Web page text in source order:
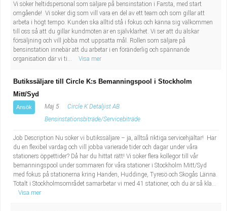
Säkerhetsarbete
Tekniskt arbete
Transport
Informatör/Kommunikatör
Brevbärare
Sjuksköterska, grundutbildad
Kock, storhushåll
Undersköterska, vård- o specialavd. o mottagning
Bibliotekarie
Administrativ assistent
Lärare i gymnasiet
Vi söker heltidspersonal som säljare på bensinstation i Farsta, med start
omgående! Vi söker dig som vill vara en del av ett team och som gillar att
arbeta i högt tempo. Kunden ska alltid stå i fokus och känna sig välkommen
till oss så att du gillar kundmöten är en självklarhet. Vi ser att du älskar
försäljning och vill jobba mot uppsatta mål. Rollen som säljare på
bensinstation innebär att du arbetar i en föränderlig och spännande
organisation där vi ti...
Visa mer
Butikssäljare till Circle K:s Bemanningspool i Stockholm
Mitt/Syd
Ansök Maj 5
Circle K Detaljist AB
Bensinstationsbiträde/Servicebiträde
Job Description Nu söker vi butikssäljare – ja, alltså riktiga servicehjältar! Har
du en flexibel vardag och vill jobba varierade tider och dagar under våra
stationers öppettider? Då har du hittat rätt! Vi söker flera kollegor till vår
bemanningspool under sommaren för våra stationer i Stockholm Mitt/Syd
med fokus på stationerna kring Handen, Huddinge, Tyresö och Skogås Länna.
Totalt i Stockholmsområdet samarbetar vi med 41 stationer, och du är så kla...
Visa mer